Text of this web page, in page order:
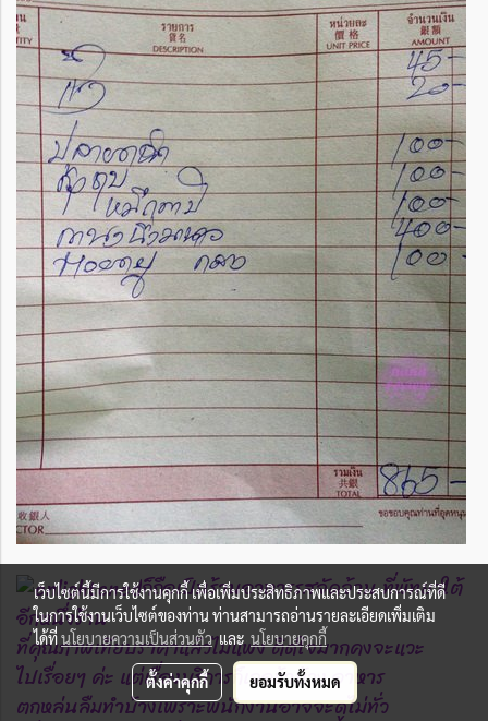
ก็ถือเป็นร้านอาหารรสจัดจ้าน ที่พัทยาใต้
อีกหนึ่งร้าน
ที่คุณภาพเทียบราคาแล้วไม่แพง ติดใจมากคงจะแวะ
ไปเรื่อยๆ ค่ะ แต่เรื่องบริการก็เจอช้าบ้าง อาหาร
ตกหล่นลืมทำบ้างเพราะพนักงานอาจจะดูไม่ทั่ว
เว็บไซต์นี้มีการใช้งานคุกกี้ เพื่อเพิ่มประสิทธิภาพและประสบการณ์ที่ดี
ในการใช้งานเว็บไซต์ของท่าน ท่านสามารถอ่านรายละเอียดเพิ่มเติม
ได้ที่นโยบายความเป็นส่วนตัวและ นโยบายคุกกี้
ตั้งค่าคุกกี้ ยอมรับทั้งหมด